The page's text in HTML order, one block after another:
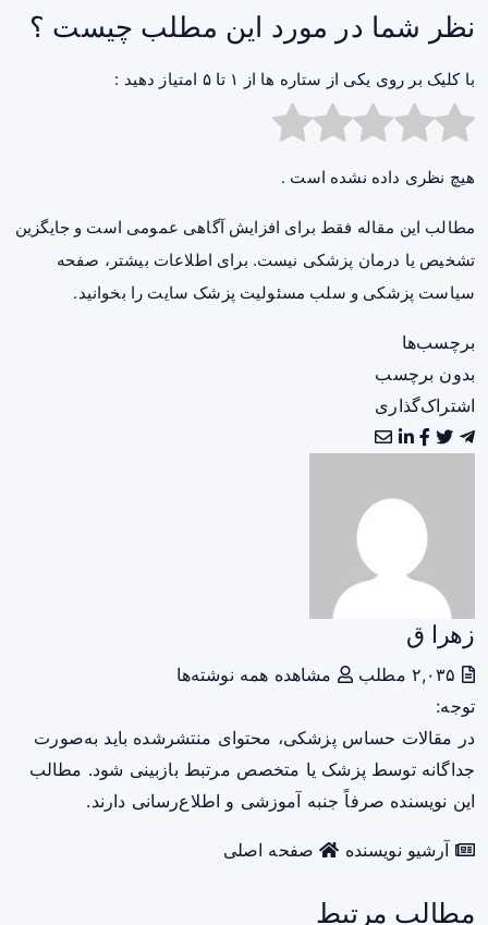
نظر شما در مورد این مطلب چیست ؟
با کلیک بر روی یکی از ستاره ها از ۱ تا ۵ امتیاز دهید :
هیچ نظری داده نشده است .
مطالب این مقاله فقط برای افزایش آگاهی عمومی است و جایگزین
تشخیص یا درمان پزشکی نیست. برای اطلاعات بیشتر، صفحه
سیاست پزشکی و سلب مسئولیت پزشک سایت را بخوانید.
برچسب‌ها
بدون برچسب
اشتراک‌گذاری
زهرا ق
مشاهده همه نوشته‌ها
توجه:
در مقالات حساس پزشکی، محتوای منتشرشده باید به‌صورت
جداگانه توسط پزشک یا متخصص مرتبط بازبینی شود. مطالب
این نویسنده صرفاً جنبه آموزشی و اطلاع‌رسانی دارند.
آرشیو نویسنده صفحه اصلی
مطالب مرتبط